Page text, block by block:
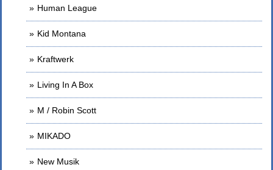
Human League
Kid Montana
Kraftwerk
Living In A Box
M / Robin Scott
MIKADO
New Musik